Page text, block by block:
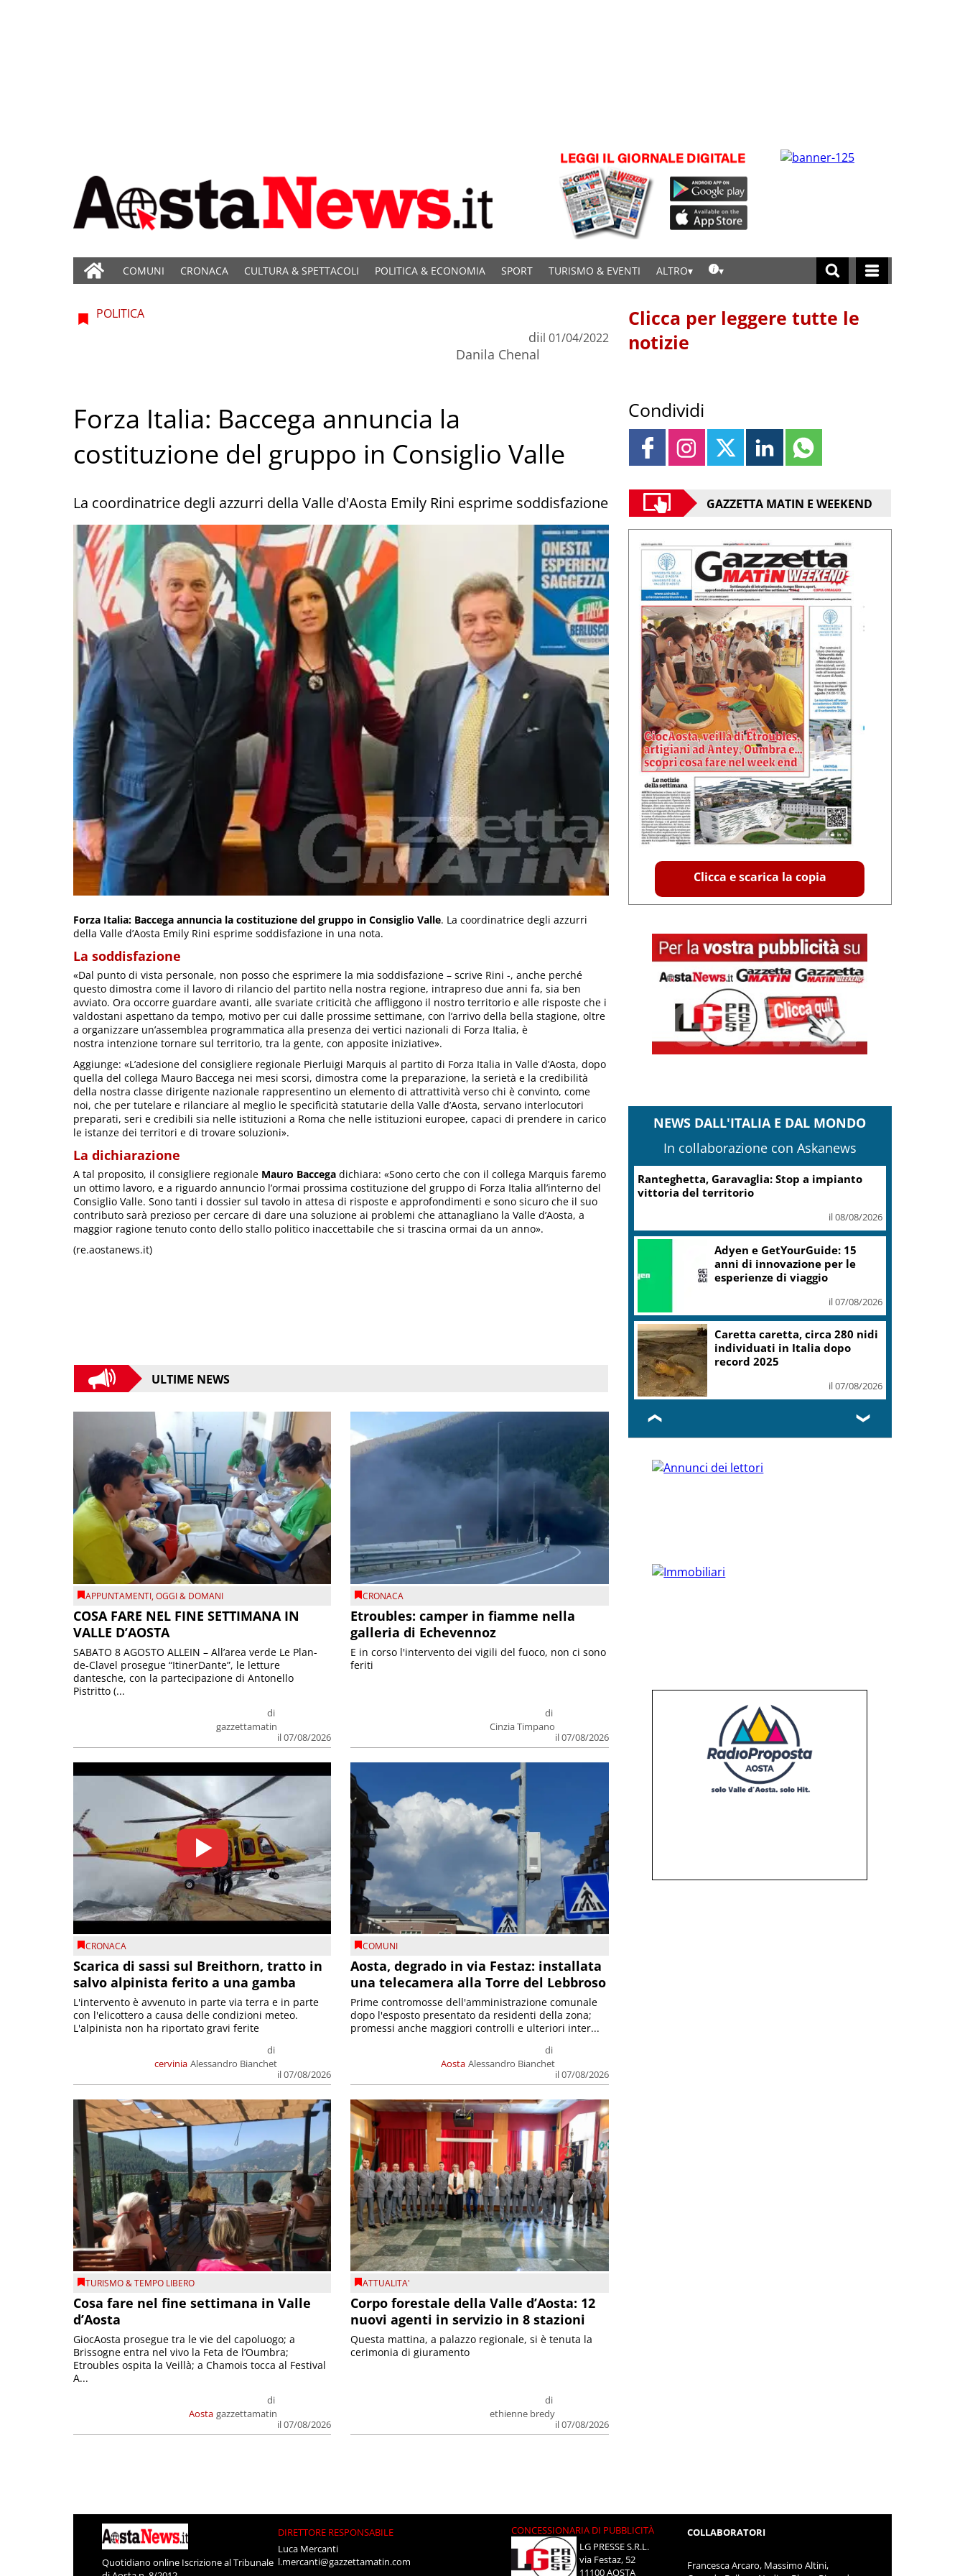
COMUNI CRONACA CULTURA & SPETTACOLI POLITICA & ECONOMIA SPORT TURISMO & EVENTI ALTRO
POLITICA
di
Danila Chenal
il 01/04/2022
Forza Italia: Baccega annuncia la
costituzione del gruppo in Consiglio Valle
La coordinatrice degli azzurri della Valle d'Aosta Emily Rini esprime soddisfazione
Forza Italia: Baccega annuncia la costituzione del gruppo in Consiglio Valle. La coordinatrice degli azzurri
della Valle d’Aosta Emily Rini esprime soddisfazione in una nota.
La soddisfazione
«Dal punto di vista personale, non posso che esprimere la mia soddisfazione – scrive Rini -, anche perché
questo dimostra come il lavoro di rilancio del partito nella nostra regione, intrapreso due anni fa, sia ben
avviato. Ora occorre guardare avanti, alle svariate criticità che affliggono il nostro territorio e alle risposte che i
valdostani aspettano da tempo, motivo per cui dalle prossime settimane, con l’arrivo della bella stagione, oltre
a organizzare un’assemblea programmatica alla presenza dei vertici nazionali di Forza Italia, è
nostra intenzione tornare sul territorio, tra la gente, con apposite iniziative».
Aggiunge: «L’adesione del consigliere regionale Pierluigi Marquis al partito di Forza Italia in Valle d’Aosta, dopo
quella del collega Mauro Baccega nei mesi scorsi, dimostra come la preparazione, la serietà e la credibilità
della nostra classe dirigente nazionale rappresentino un elemento di attrattività verso chi è convinto, come
noi, che per tutelare e rilanciare al meglio le specificità statutarie della Valle d’Aosta, servano interlocutori
preparati, seri e credibili sia nelle istituzioni a Roma che nelle istituzioni europee, capaci di prendere in carico
le istanze dei territori e di trovare soluzioni».
La dichiarazione
A tal proposito, il consigliere regionale Mauro Baccega dichiara: «Sono certo che con il collega Marquis faremo
un ottimo lavoro, e a riguardo annuncio l’ormai prossima costituzione del gruppo di Forza Italia all’interno del
Consiglio Valle. Sono tanti i dossier sul tavolo in attesa di risposte e approfondimenti e sono sicuro che il suo
contributo sarà prezioso per cercare di dare una soluzione ai problemi che attanagliano la Valle d’Aosta, a
maggior ragione tenuto conto dello stallo politico inaccettabile che si trascina ormai da un anno».
(re.aostanews.it)
ULTIME NEWS
APPUNTAMENTI,OGGI & DOMANI
COSA FARE NEL FINE SETTIMANA IN
VALLE D’AOSTA
di
gazzettamatin
il 07/08/2026
SABATO 8 AGOSTO ALLEIN – All’area verde Le Plan-
de-Clavel prosegue “ItinerDante”, le letture
dantesche, con la partecipazione di Antonello
Pistritto (...
CRONACA
Etroubles: camper in fiamme nella
galleria di Echevennoz
di
Cinzia Timpano
il 07/08/2026
E in corso l'intervento dei vigili del fuoco, non ci sono
feriti
CRONACA
Scarica di sassi sul Breithorn, tratto in
salvo alpinista ferito a una gamba
cervinia
di
Alessandro Bianchet
il 07/08/2026
L'intervento è avvenuto in parte via terra e in parte
con l'elicottero a causa delle condizioni meteo.
L'alpinista non ha riportato gravi ferite
COMUNI
Aosta, degrado in via Festaz: installata
una telecamera alla Torre del Lebbroso
Aosta
di
Alessandro Bianchet
il 07/08/2026
Prime contromosse dell'amministrazione comunale
dopo l'esposto presentato da residenti della zona;
promessi anche maggiori controlli e ulteriori inter...
TURISMO & TEMPO LIBERO
Cosa fare nel fine settimana in Valle
d’Aosta
Aosta
di
gazzettamatin
il 07/08/2026
GiocAosta prosegue tra le vie del capoluogo; a
Brissogne entra nel vivo la Feta de l’Oumbra;
Etroubles ospita la Veillà; a Chamois tocca al Festival
A...
ATTUALITA'
Corpo forestale della Valle d’Aosta: 12
nuovi agenti in servizio in 8 stazioni
di
ethienne bredy
il 07/08/2026
Questa mattina, a palazzo regionale, si è tenuta la
cerimonia di giuramento
Clicca per leggere tutte le
notizie
Condividi
GAZZETTA MATIN E WEEKEND
Clicca e scarica la copia
NEWS DALL'ITALIA E DAL MONDO
In collaborazione con Askanews
Ranteghetta, Garavaglia: Stop a impianto
vittoria del territorio
il 08/08/2026
Adyen e GetYourGuide: 15
anni di innovazione per le
esperienze di viaggio
il 07/08/2026
Caretta caretta, circa 280 nidi
individuati in Italia dopo
record 2025
il 07/08/2026
❮ ❯
Quotidiano online Iscrizione al Tribunale
DIRETTORE RESPONSABILE
Luca Mercanti
l.mercanti@gazzettamatin.com
CONCESSIONARIA DI PUBBLICITÀ
LG PRESSE S.R.L.
via Festaz, 52
11100 AOSTA
COLLABORATORI
Francesca Arcaro, Massimo Altini,